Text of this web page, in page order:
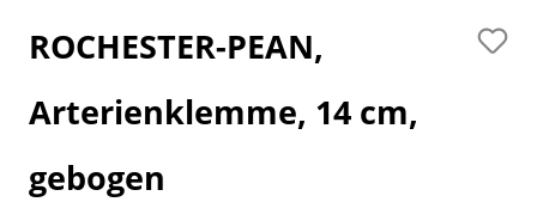
ROCHESTER-PEAN,
Arterienklemme, 14 cm,
gebogen